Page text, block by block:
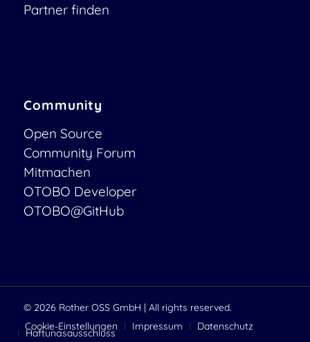
Partner finden
Community
Open Source
Community Forum
Mitmachen
OTOBO Developer
OTOBO@GitHub
© 2026 Rother OSS GmbH | All rights reserved.
Cookie-Einstellungen
Impressum Datenschutz
Haftungsausschluss